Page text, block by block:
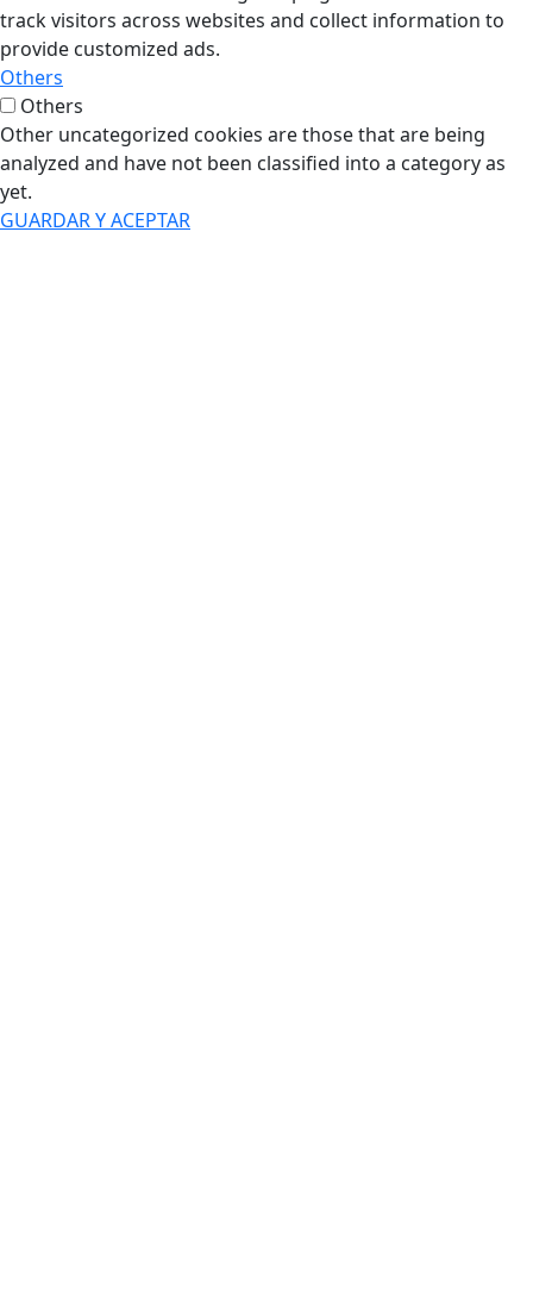
track visitors across websites and collect information to
provide customized ads.
Others
Others
Other uncategorized cookies are those that are being
analyzed and have not been classified into a category as
yet.
GUARDAR Y ACEPTAR